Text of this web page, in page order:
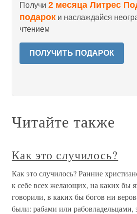
Получи 2 месяца Литрес
подарок и наслаждайся
чтением
ПОЛУЧИТЬ ПОДАРОК
Читайте также
Как это случилось?
Как это случилось? Ранние
к себе всех желающих, на каких бы
говорили, в каких бы богов ни
были: рабами или рабовладельцами,